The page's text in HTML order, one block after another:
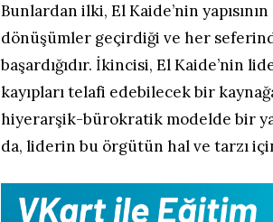
Bunlardan ilki, El Kaide’nin
dönüşümler geçirdiği ve her
başardığıdır. İkincisi, El Kaide’nin
kayıpları telafi edebilecek bir
hiyerarşik-bürokratik modelde bir
da, liderin bu örgütün hal ve tarzı